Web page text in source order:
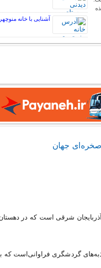
آشنایی با خانه
صخره‌ای جهان
آذربایجان شرقی است که در
گردشگری فراوانی‌است که